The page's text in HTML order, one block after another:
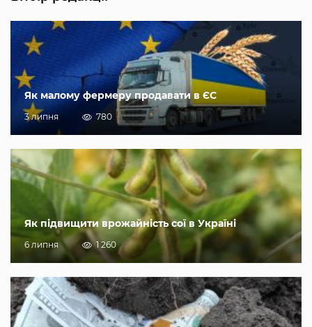
Як малому фермеру продавати в ЄС
3 липня 780
Як підвищити врожайність сої в Україні
6 липня 1 260